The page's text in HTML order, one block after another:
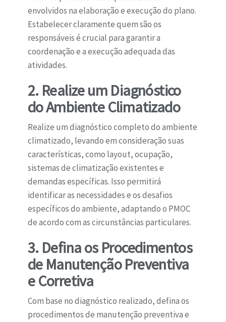
envolvidos na elaboração e execução do plano.
Estabelecer claramente quem são os
responsáveis é crucial para garantir a
coordenação e a execução adequada das
atividades.
2. Realize um Diagnóstico
do Ambiente Climatizado
Realize um diagnóstico completo do ambiente
climatizado, levando em consideração suas
características, como layout, ocupação,
sistemas de climatização existentes e
demandas específicas. Isso permitirá
identificar as necessidades e os desafios
específicos do ambiente, adaptando o PMOC
de acordo com as circunstâncias particulares.
3. Defina os Procedimentos
de Manutenção Preventiva
e Corretiva
Com base no diagnóstico realizado, defina os
procedimentos de manutenção preventiva e